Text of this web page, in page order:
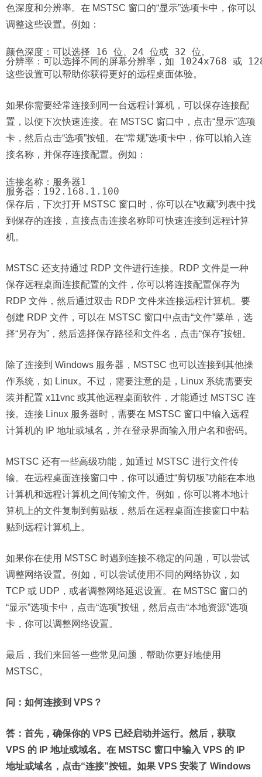
色深度和分辨率。在 MSTSC 窗口的“显示”选项卡中，你可以
调整这些设置。例如：
颜色深度：可以选择 16 位、24 位或 32 位。
分辨率：可以选择不同的屏幕分辨率，如 1024x768 或
这些设置可以帮助你获得更好的远程桌面体验。
如果你需要经常连接到同一台远程计算机，可以保存连接配
置，以便下次快速连接。在 MSTSC 窗口中，点击“显示”选项
卡，然后点击“选项”按钮。在“常规”选项卡中，你可以输入连
接名称，并保存连接配置。例如：
连接名称：服务器1
服务器：192.168.1.100
保存后，下次打开 MSTSC 窗口时，你可以在“收藏”列表中找
到保存的连接，直接点击连接名称即可快速连接到远程计算
机。
MSTSC 还支持通过 RDP 文件进行连接。RDP 文件是一种
保存远程桌面连接配置的文件，你可以将连接配置保存为
RDP 文件，然后通过双击 RDP 文件来连接远程计算机。要
创建 RDP 文件，可以在 MSTSC 窗口中点击“文件”菜单，选
择“另存为”，然后选择保存路径和文件名，点击“保存”按钮。
除了连接到 Windows 服务器，MSTSC 也可以连接到其他操
作系统，如 Linux。不过，需要注意的是，Linux 系统需要安
装并配置 x11vnc 或其他远程桌面软件，才能通过 MSTSC 连
接。连接 Linux 服务器时，需要在 MSTSC 窗口中输入远程
计算机的 IP 地址或域名，并在登录界面输入用户名和密码。
MSTSC 还有一些高级功能，如通过 MSTSC 进行文件传
输。在远程桌面连接窗口中，你可以通过“剪切板”功能在本地
计算机和远程计算机之间传输文件。例如，你可以将本地计
算机上的文件复制到剪贴板，然后在远程桌面连接窗口中粘
贴到远程计算机上。
如果你在使用 MSTSC 时遇到连接不稳定的问题，可以尝试
调整网络设置。例如，可以尝试使用不同的网络协议，如
TCP 或 UDP，或者调整网络延迟设置。在 MSTSC 窗口的
“显示”选项卡中，点击“选项”按钮，然后点击“本地资源”选项
卡，你可以调整网络设置。
最后，我们来回答一些常见问题，帮助你更好地使用
MSTSC。
问：如何连接到 VPS？
答：首先，确保你的 VPS 已经启动并运行。然后，获取
VPS 的 IP 地址或域名。在 MSTSC 窗口中输入 VPS 的 IP
地址或域名，点击“连接”按钮。如果 VPS 安装了 Windows